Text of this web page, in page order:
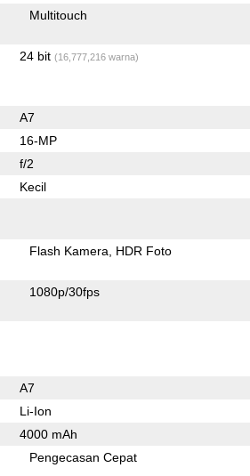
Multitouch
24 bit (16,777,216 warna)
A7
16-MP
f/2
Kecil
Flash Kamera HDR Foto
1080p/30fps
A7
Li-Ion
4000 mAh
Pengecasan Cepat